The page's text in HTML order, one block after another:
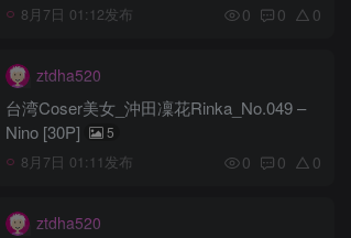
8月7日 01:12发布 0 0 0
ztdha520
台湾Coser美女_沖田凜花Rinka_No.049 –
Nino [30P]
5
8月7日 01:11发布 0 0 0
ztdha520